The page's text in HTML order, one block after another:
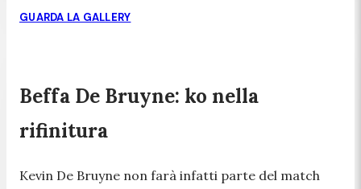
GUARDA LA GALLERY
Beffa De Bruyne: ko nella
rifinitura
Kevin De Bruyne non farà infatti parte del match